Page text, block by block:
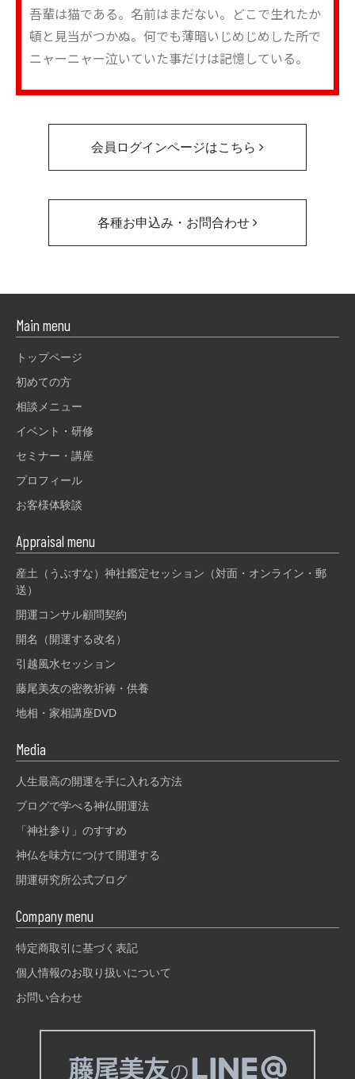
吾輩は猫である。名前はまだない。どこで生れたか
頓と見当がつかぬ。何でも薄暗いじめじめした所で
ニャーニャー泣いていた事だけは記憶している。
会員ログインページはこちら
各種お申込み・お問合わせ
Main menu
トップページ
初めての方
相談メニュー
イベント・研修
セミナー・講座
プロフィール
お客様体験談
Appraisal menu
産土（うぶすな）神社鑑定セッション（対面・オンライン・郵
送）
開運コンサル顧問契約
開名（開運する改名）
引越風水セッション
藤尾美友の密教祈祷・供養
地相・家相講座DVD
Media
人生最高の開運を手に入れる方法
ブログで学べる神仏開運法
「神社参り」のすすめ
神仏を味方につけて開運する
開運研究所公式ブログ
Company menu
特定商取引に基づく表記
個人情報のお取り扱いについて
お問い合わせ